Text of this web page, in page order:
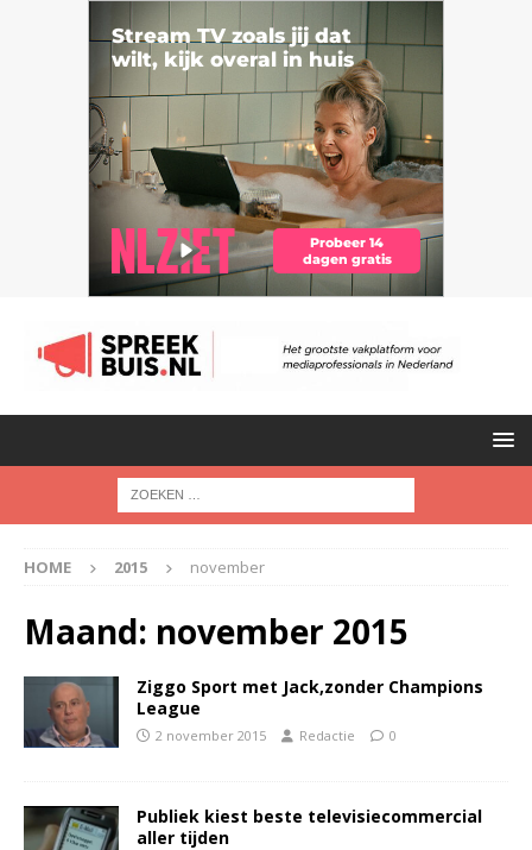
HOME 2015 november
Maand: november 2015
Ziggo Sport met Jack,zonder Champions
League
2 november 2015 Redactie 0
Publiek kiest beste televisiecommercial
aller tijden